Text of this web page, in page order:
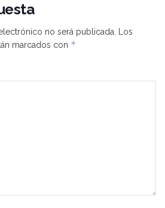
no será publicada. Los
marcados con *